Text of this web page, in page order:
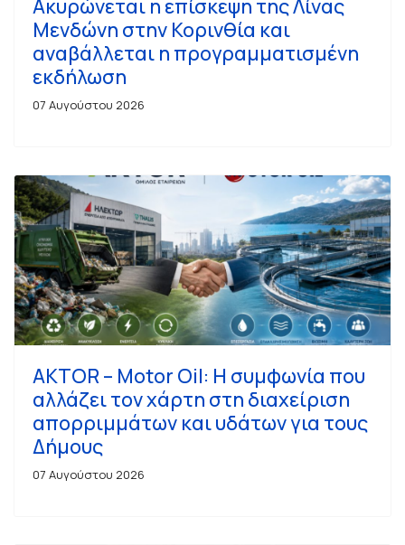
Ακυρώνεται η επίσκεψη της Λίνας
Μενδώνη στην Κορινθία και
αναβάλλεται η προγραμματισμένη
εκδήλωση
07 Αυγούστου 2026
AKTOR – Motor Oil: Η συμφωνία που
αλλάζει τον χάρτη στη διαχείριση
απορριμμάτων και υδάτων για τους
Δήμους
07 Αυγούστου 2026